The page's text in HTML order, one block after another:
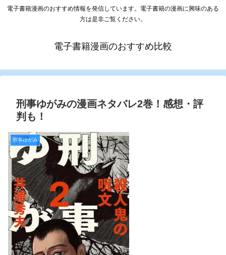
電子書籍漫画のおすすめ情報を発信しています。電子書籍の漫画に興味のある
方は是非ご覧ください。
電子書籍漫画のおすすめ比較
刑事ゆがみの漫画ネタバレ2巻！感想・評
判も！
刑事ゆがみ